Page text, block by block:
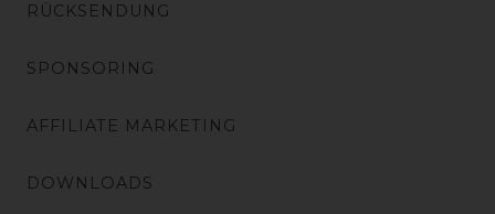
RÜCKSENDUNG
SPONSORING
AFFILIATE MARKETING
DOWNLOADS